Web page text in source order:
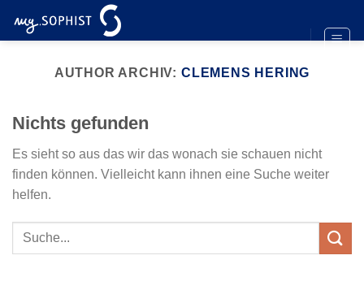
Inhalt
AUTHOR ARCHIV: CLEMENS HERING
Nichts gefunden
Es sieht so aus das wir das wonach sie schauen nicht
finden können. Vielleicht kann ihnen eine Suche weiter
helfen.